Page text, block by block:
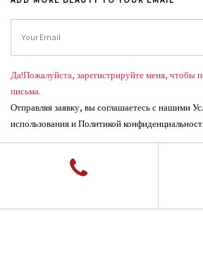
Да!Пожалуйста, зарегистрируйте меня, чтобы
письма.
Отправляя заявку, вы соглашаетесь с нашими
использования и Политикой